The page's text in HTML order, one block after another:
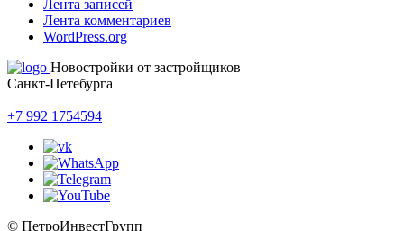
Лента записей
Лента комментариев
WordPress.org
Новостройки от застройщиков
Санкт-Петебурга
+7 992 1754594
© ПетроИнвестГрупп